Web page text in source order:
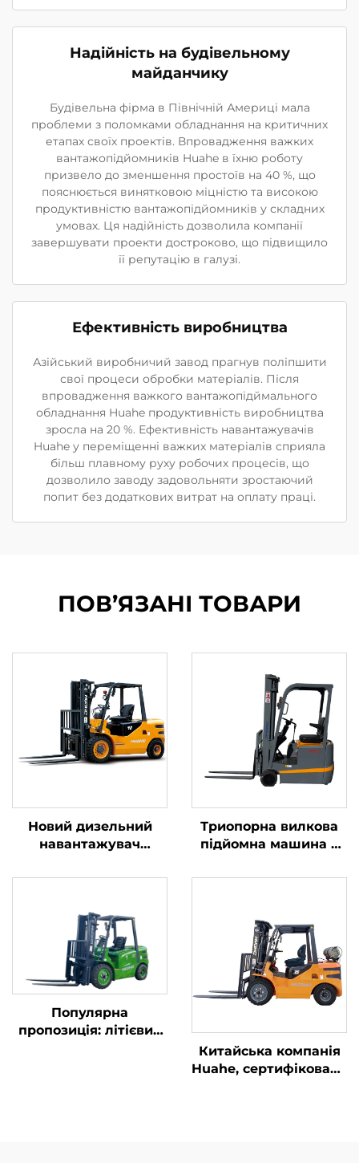
Надійність на будівельному
майданчику
Будівельна фірма в Північній Америці мала
проблеми з поломками обладнання на критичних
етапах своїх проектів. Впровадження важких
вантажопідйомників Huahe в їхню роботу
призвело до зменшення простоїв на 40 %, що
пояснюється винятковою міцністю та високою
продуктивністю вантажопідйомників у складних
умовах. Ця надійність дозволила компанії
завершувати проекти достроково, що підвищило
її репутацію в галузі.
Ефективність виробництва
Азійський виробничий завод прагнув поліпшити
свої процеси обробки матеріалів. Після
впровадження важкого вантажопідймального
обладнання Huahe продуктивність виробництва
зросла на 20 %. Ефективність навантажувачів
Huahe у переміщенні важких матеріалів сприяла
більш плавному руху робочих процесів, що
дозволило заводу задовольняти зростаючий
попит без додаткових витрат на оплату праці.
ПОВ’ЯЗАНІ ТОВАРИ
Новий дизельний
навантажувач
4 тонни з
японським двигуном
ISUZU
Триопорна вилкова
підйомна машина з
вагою 1,0 тонни,
Популярна
пропозиція: літієвий
Китайська компанія
Huahe, сертифікована